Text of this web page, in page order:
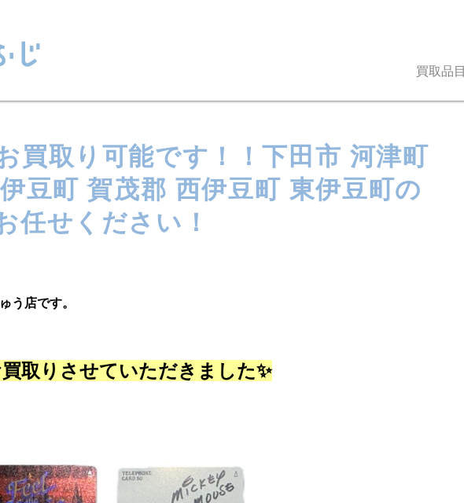
買取品目
買取り可能です！！下田市 河津町
豆町 賀茂郡 西伊豆町 東伊豆町の
任せください！
う店です。
取りさせていただきました✨